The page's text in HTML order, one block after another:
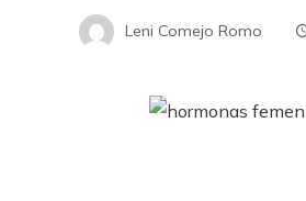
Leni Comejo Romo